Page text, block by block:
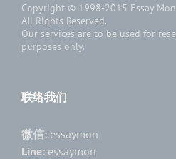
Copyright © 1998-2015 Essay
All Rights Reserved.
Our services are to be used for
purposes only.
联络我们
微信: essaymon
Line: essaymon